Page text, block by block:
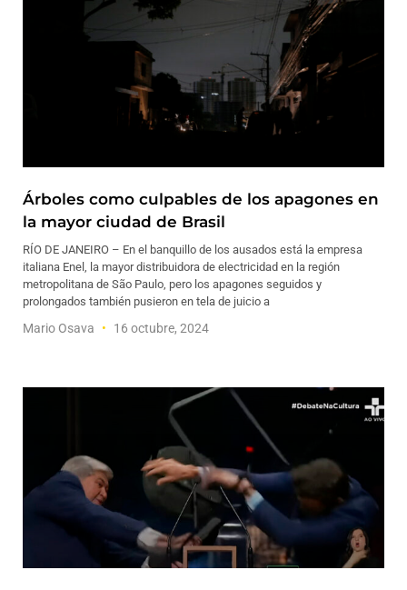
Árboles como culpables de los apagones en
la mayor ciudad de Brasil
RÍO DE JANEIRO – En el banquillo de los ausados está la empresa
italiana Enel, la mayor distribuidora de electricidad en la región
metropolitana de São Paulo, pero los apagones seguidos y
prolongados también pusieron en tela de juicio a
Mario Osava 16 octubre, 2024